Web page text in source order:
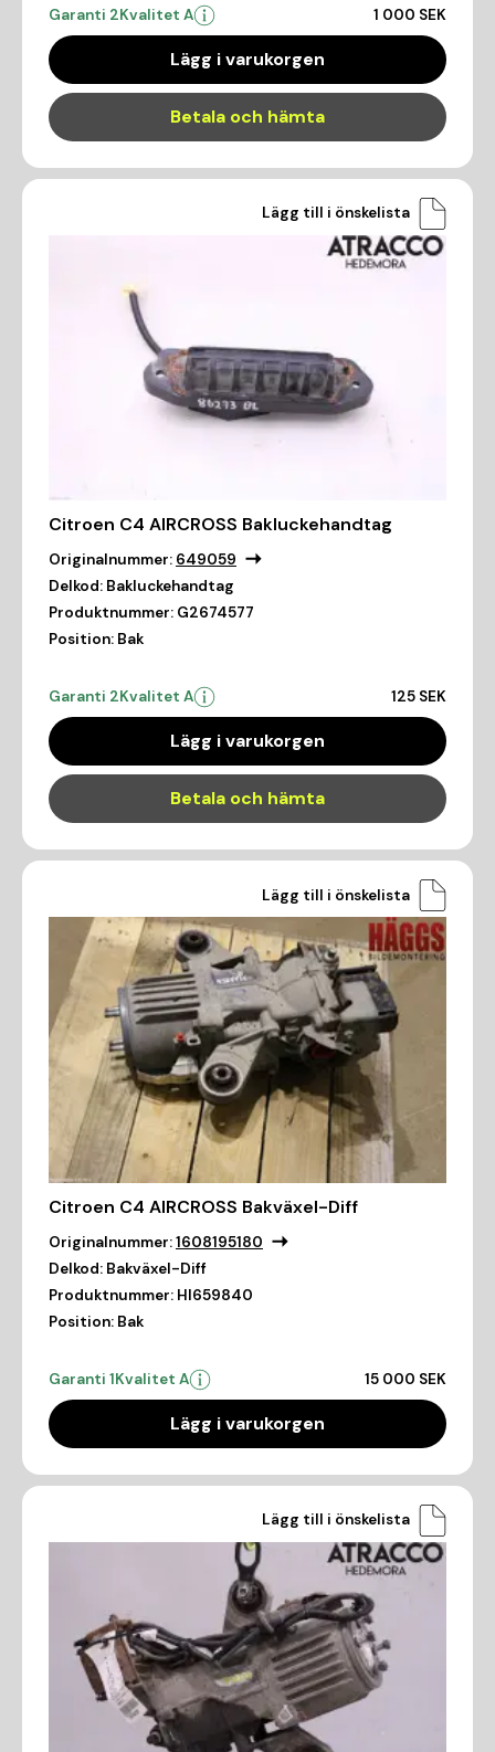
Garanti 2Kvalitet A 1 000 SEK
Lägg i varukorgen
Betala och hämta
Lägg till i önskelista
Citroen C4 AIRCROSS Bakluckehandtag
Originalnummer: 649059
Delkod: Bakluckehandtag
Produktnummer: G2674577
Position: Bak
Garanti 2Kvalitet A 125 SEK
Lägg i varukorgen
Betala och hämta
Lägg till i önskelista
Citroen C4 AIRCROSS Bakväxel-Diff
Originalnummer:1608195180
Delkod: Bakväxel-Diff
Produktnummer: HI659840
Position: Bak
Garanti 1Kvalitet A 15 000 SEK
Lägg i varukorgen
Lägg till i önskelista